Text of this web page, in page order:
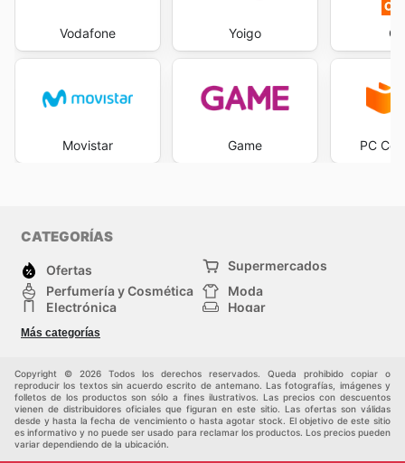
Vodafone
Movistar
Yoigo
Game PC
CATEGORÍAS
Ofertas
Supermercados
Perfumería y Cosmética
Moda
Electrónica
Hogar
Deporte
Juguetes y bebés
Más categorías
Copyright © 2026 Todos los derechos reservados. Queda prohibido copiar o
reproducir los textos sin acuerdo escrito de antemano. Las fotografías, imágenes y
folletos de los productos son sólo a fines ilustrativos. Las precios con descuentos
vienen de distribuidores oficiales que figuran en este sitio. Las ofertas son válidas
desde y hasta la fecha de vencimiento o hasta agotar stock. El objetivo de este sitio
es informativo y no puede ser usado para reclamar los productos. Los precios pueden
variar dependiendo de la ubicación.